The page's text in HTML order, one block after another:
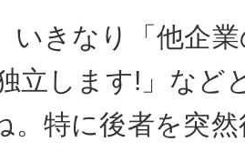
いきなり「他企
立します!」など
。特に後者を突